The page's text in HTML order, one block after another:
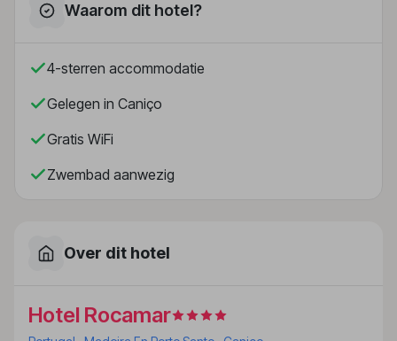
Waarom dit hotel?
4-sterren accommodatie
Gelegen in Caniço
Gratis WiFi
Zwembad aanwezig
Over dit hotel
Hotel Rocamar